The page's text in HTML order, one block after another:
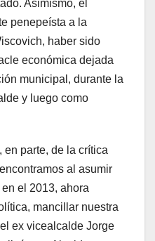
Asimismo, el
penepeísta a la
haber sido
económica dejada
municipal, durante la
y luego como
en parte, de la crítica
al asumir
el 2013, ahora
mancillar nuestra
ex vicealcalde Jorge